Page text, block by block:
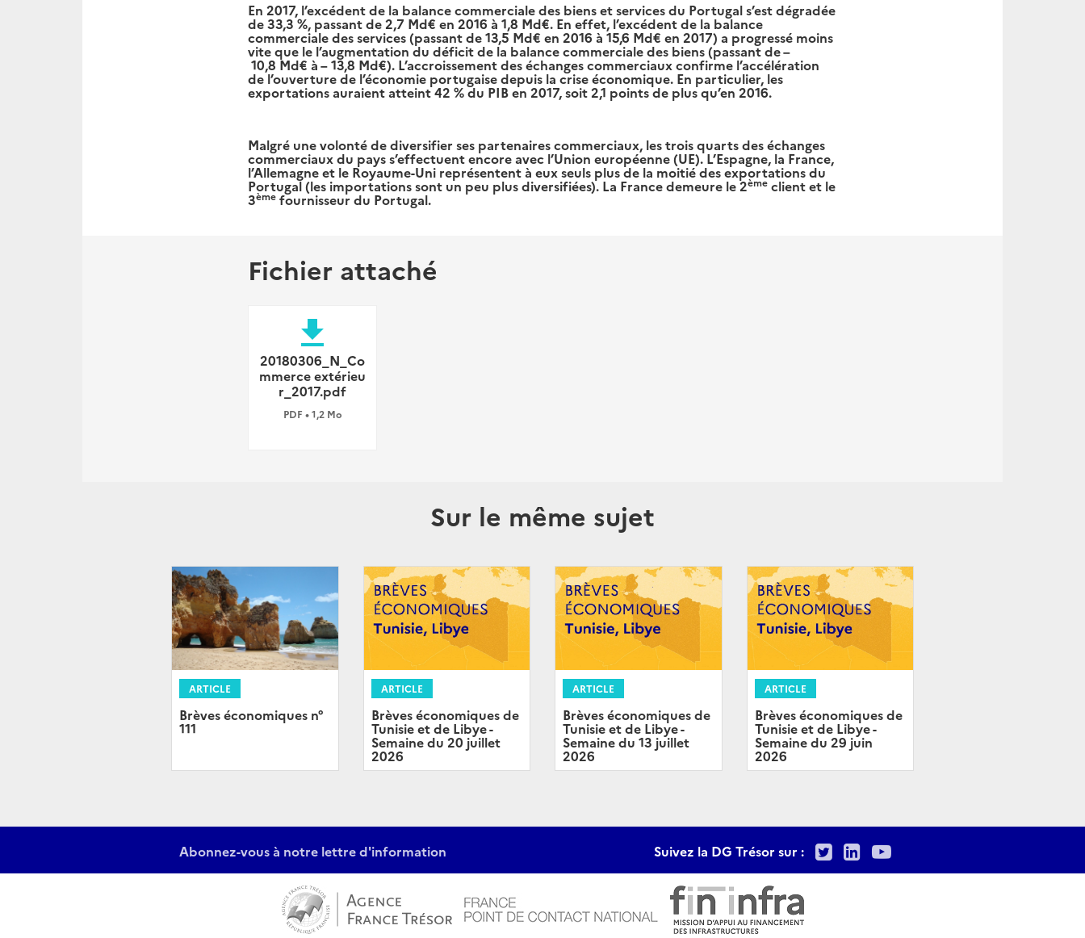
En 2017, l’excédent de la balance commerciale des biens et services du Portugal s’est dégradée
de 33,3 %, passant de 2,7 Md€ en 2016 à 1,8 Md€. En effet, l’excédent de la balance
commerciale des services (passant de 13,5 Md€ en 2016 à 15,6 Md€ en 2017) a progressé moins
vite que le l’augmentation du déficit de la balance commerciale des biens (passant de –
10,8 Md€ à – 13,8 Md€). L’accroissement des échanges commerciaux confirme l’accélération
de l’ouverture de l’économie portugaise depuis la crise économique. En particulier, les
exportations auraient atteint 42 % du PIB en 2017, soit 2,1 points de plus qu’en 2016.
Malgré une volonté de diversifier ses partenaires commerciaux, les trois quarts des échanges
commerciaux du pays s’effectuent encore avec l’Union européenne (UE). L’Espagne, la France,
l’Allemagne et le Royaume-Uni représentent à eux seuls plus de la moitié des exportations du
Portugal (les importations sont un peu plus diversifiées). La France demeure le 2ème client et le
3ème fournisseur du Portugal.
Fichier attaché
file_download
20180306_N_Co
mmerce extérieu
r_2017.pdf
PDF • 1,2 Mo
Sur le même sujet
ARTICLE
Brèves économiques n°
111
ARTICLE
Brèves économiques de
Tunisie et de Libye -
Semaine du 20 juillet
2026
ARTICLE
Brèves économiques de
Tunisie et de Libye -
Semaine du 13 juillet
2026
ARTICLE
Brèves économiques de
Tunisie et de Libye -
Semaine du 29 juin
2026
Abonnez-vous à notre lettre d'information Suivez la DG Trésor sur : TwitterLinkedIn
Youtube